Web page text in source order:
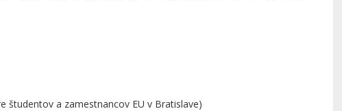
študentov a zamestnancov EU v Bratislave)